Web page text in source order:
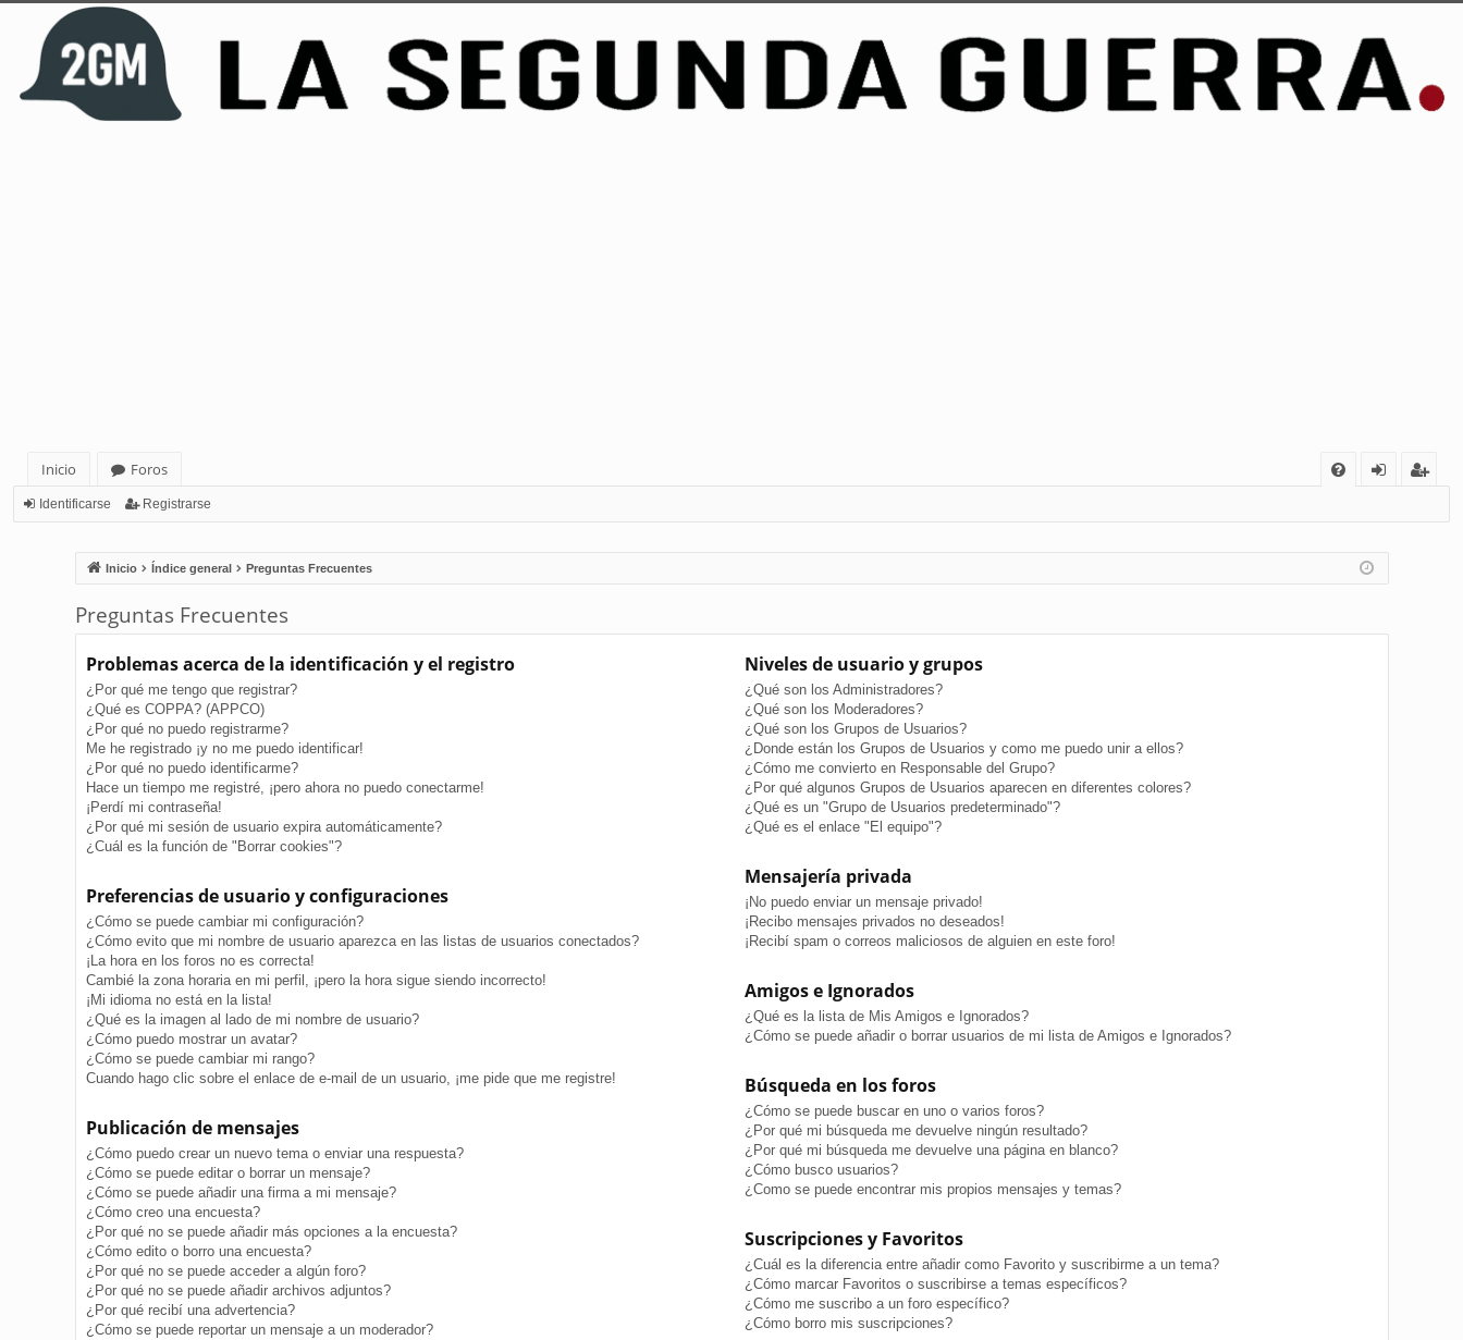
Inicio
Foros
rs
Identificarse Registrarse
Inicio Índice general Preguntas Frecuentes
Preguntas Frecuentes
Problemas acerca de la identificación y el registro
¿Por qué me tengo que registrar?
¿Qué es COPPA? (APPCO)
¿Por qué no puedo registrarme?
Me he registrado ¡y no me puedo identificar!
¿Por qué no puedo identificarme?
Hace un tiempo me registré, ¡pero ahora no puedo conectarme!
¡Perdí mi contraseña!
¿Por qué mi sesión de usuario expira automáticamente?
¿Cuál es la función de "Borrar cookies"?
Preferencias de usuario y configuraciones
¿Cómo se puede cambiar mi configuración?
¿Cómo evito que mi nombre de usuario aparezca en las listas de usuarios conectados?
¡La hora en los foros no es correcta!
Cambié la zona horaria en mi perfil, ¡pero la hora sigue siendo incorrecto!
¡Mi idioma no está en la lista!
¿Qué es la imagen al lado de mi nombre de usuario?
¿Cómo puedo mostrar un avatar?
¿Cómo se puede cambiar mi rango?
Cuando hago clic sobre el enlace de e-mail de un usuario, ¡me pide que me registre!
Publicación de mensajes
¿Cómo puedo crear un nuevo tema o enviar una respuesta?
¿Cómo se puede editar o borrar un mensaje?
¿Cómo se puede añadir una firma a mi mensaje?
¿Cómo creo una encuesta?
¿Por qué no se puede añadir más opciones a la encuesta?
¿Cómo edito o borro una encuesta?
¿Por qué no se puede acceder a algún foro?
¿Por qué no se puede añadir archivos adjuntos?
¿Por qué recibí una advertencia?
¿Cómo se puede reportar un mensaje a un moderador?
Niveles de usuario y grupos
¿Qué son los Administradores?
¿Qué son los Moderadores?
¿Qué son los Grupos de Usuarios?
¿Donde están los Grupos de Usuarios y como me puedo unir a ellos?
¿Cómo me convierto en Responsable del Grupo?
¿Por qué algunos Grupos de Usuarios aparecen en diferentes colores?
¿Qué es un "Grupo de Usuarios predeterminado"?
¿Qué es el enlace "El equipo"?
Mensajería privada
¡No puedo enviar un mensaje privado!
¡Recibo mensajes privados no deseados!
¡Recibí spam o correos maliciosos de alguien en este foro!
Amigos e Ignorados
¿Qué es la lista de Mis Amigos e Ignorados?
¿Cómo se puede añadir o borrar usuarios de mi lista de Amigos e Ignorados?
Búsqueda en los foros
¿Cómo se puede buscar en uno o varios foros?
¿Por qué mi búsqueda me devuelve ningún resultado?
¿Por qué mi búsqueda me devuelve una página en blanco?
¿Cómo busco usuarios?
¿Como se puede encontrar mis propios mensajes y temas?
Suscripciones y Favoritos
¿Cuál es la diferencia entre añadir como Favorito y suscribirme a un tema?
¿Cómo marcar Favoritos o suscribirse a temas específicos?
¿Cómo me suscribo a un foro específico?
¿Cómo borro mis suscripciones?